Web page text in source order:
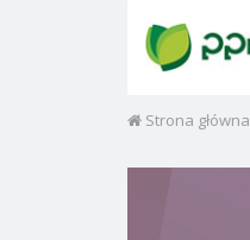
Strona główna